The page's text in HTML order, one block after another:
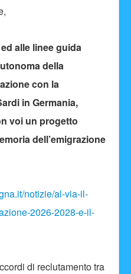
alle linee guida
della
con la
in Germania,
voi un progetto
dell’emigrazione
notizie/al-via-il-
2026-2028-e-il-
di reclutamento tra